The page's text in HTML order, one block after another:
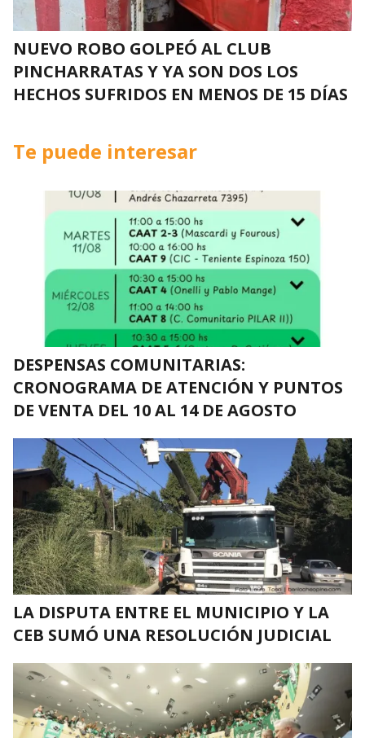
NUEVO ROBO GOLPEÓ AL CLUB
PINCHARRATAS Y YA SON DOS LOS
HECHOS SUFRIDOS EN MENOS DE 15 DÍAS
Te puede interesar
DESPENSAS COMUNITARIAS:
CRONOGRAMA DE ATENCIÓN Y PUNTOS
DE VENTA DEL 10 AL 14 DE AGOSTO
LA DISPUTA ENTRE EL MUNICIPIO Y LA
CEB SUMÓ UNA RESOLUCIÓN JUDICIAL